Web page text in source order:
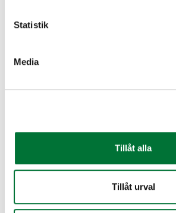
Statistik
Media
Tillåt alla
Tillåt urval
Villkor för skogvaktarförsäkring
Versicherungsschein,
Jaktkort för utlänningar
För utländska jägare beställs jaktkortet via
jaktvårdsföreningen. Jaktkort för
för ett jaktår åt gången. Tidningen